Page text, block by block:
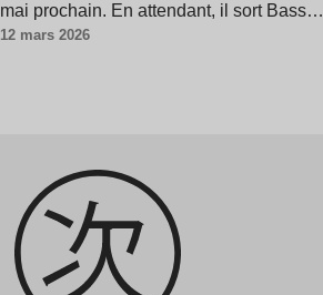
mai prochain. En attendant, il sort Bass…
12 mars 2026